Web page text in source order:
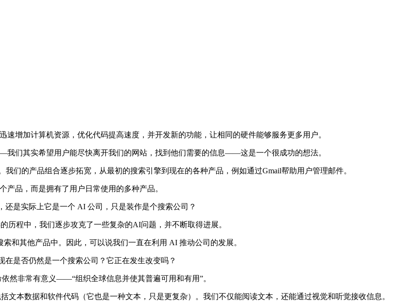
加计算机资源，优化代码提高速度，并开发新的功能，让相同的硬件能够服务更多用户。
其实希望用户能尽快离开我们的网站，找到他们需要的信息——这是一个很成功的想法。
的产品组合逐步拓宽，从最初的搜索引擎到现在的各种产品，例如通过Gmail帮助用户管理邮件。
品，而是拥有了用户日常使用的多种产品。
是实际上它是一个 AI 公司，只是装作是个搜索公司？
程中，我们逐步攻克了一些复杂的AI问题，并不断取得进展。
其他产品中。因此，可以说我们一直在利用 AI 推动公司的发展。
是否仍然是一个搜索公司？它正在发生改变吗？
然非常有意义——“组织全球信息并使其普遍可用和有用”。
数据和软件代码（它也是一种文本，只是更复杂）。我们不仅能阅读文本，还能通过视觉和听觉接收信息。